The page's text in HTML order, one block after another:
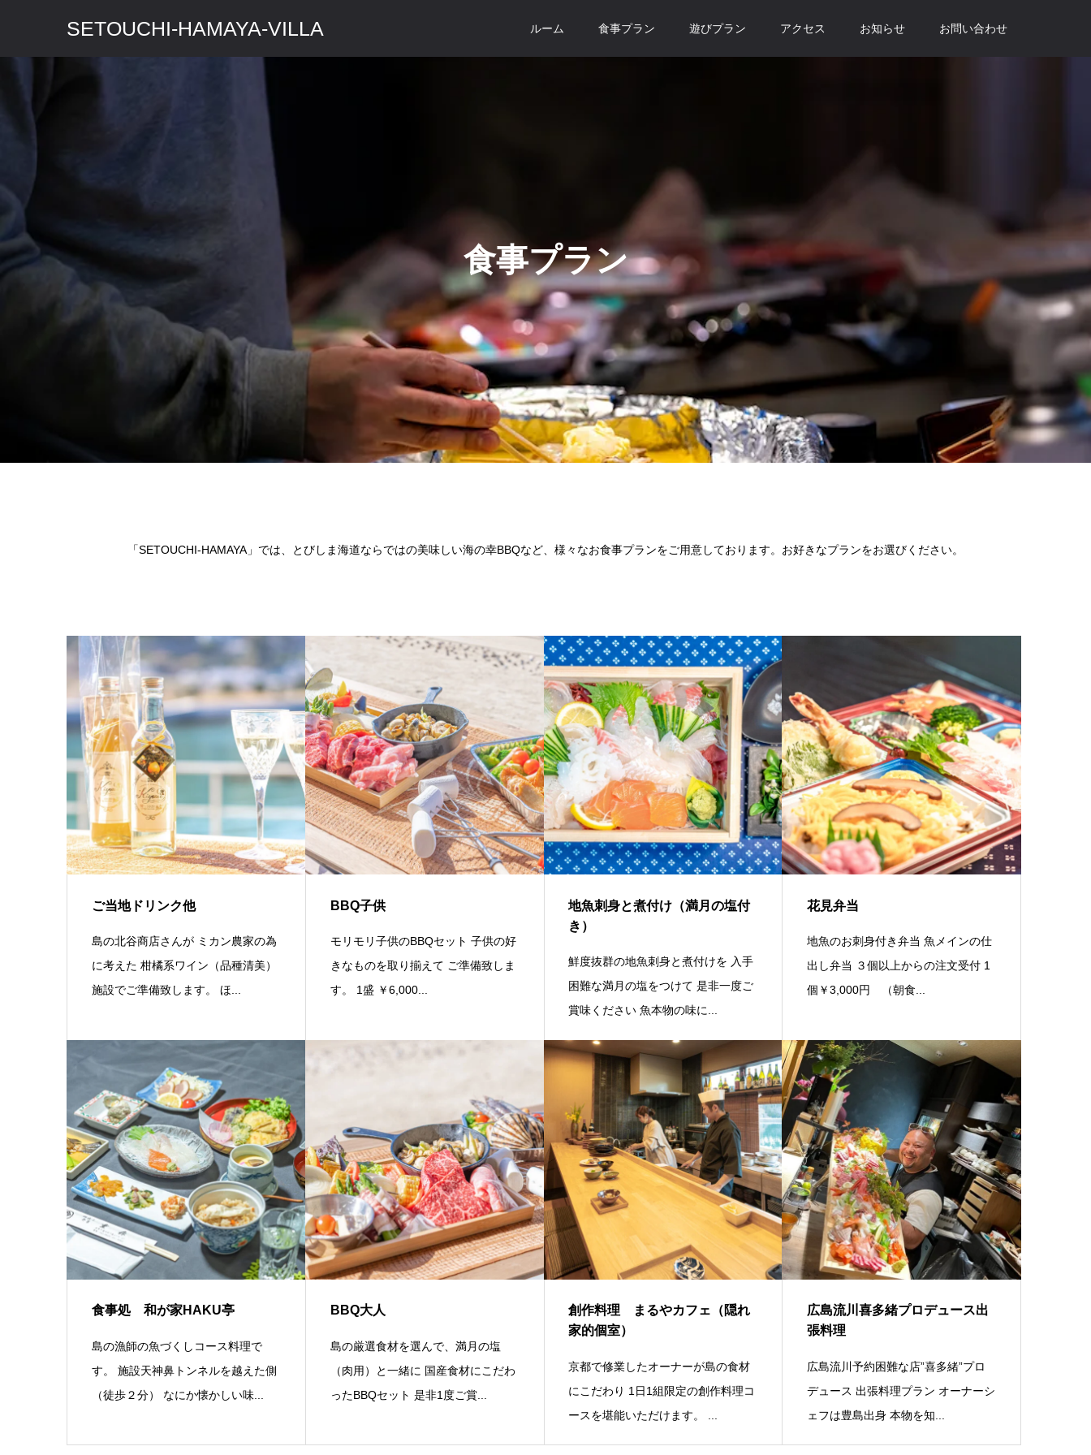
SETOUCHI-HAMAYA-VILLA ルーム 食事プラン 遊びプラン アクセス お知らせ お問い合わせ
食事プラン
「SETOUCHI-HAMAYA」では、とびしま海道ならではの美味しい海の幸BBQなど、様々なお食事プランをご用意しております。お好きなプランをお選びください。
ご当地ドリンク他
島の北谷商店さんが ミカン農家の為
に考えた 柑橘系ワイン（品種清美）
施設でご準備致します。 ほ...
BBQ子供
モリモリ子供のBBQセット 子供の好
きなものを取り揃えて ご準備致しま
す。 1盛 ￥6,000...
地魚刺身と煮付け（満月の塩付
き）
鮮度抜群の地魚刺身と煮付けを 入手
困難な満月の塩をつけて 是非一度ご
賞味ください 魚本物の味に...
花見弁当
地魚のお刺身付き弁当 魚メインの仕
出し弁当 ３個以上からの注文受付 1
個￥3,000円 （朝食...
食事処 和が家HAKU亭
島の漁師の魚づくしコース料理で
す。 施設天神鼻トンネルを越えた側
（徒歩２分） なにか懐かしい味...
BBQ大人
島の厳選食材を選んで、満月の塩
（肉用）と一緒に 国産食材にこだわ
ったBBQセット 是非1度ご賞...
創作料理 まるやカフェ（隠れ
家的個室）
京都で修業したオーナーが島の食材
にこだわり 1日1組限定の創作料理コ
ースを堪能いただけます。 ...
広島流川喜多緒プロデュース出
張料理
広島流川予約困難な店”喜多緒”プロ
デュース 出張料理プラン オーナーシ
ェフは豊島出身 本物を知...